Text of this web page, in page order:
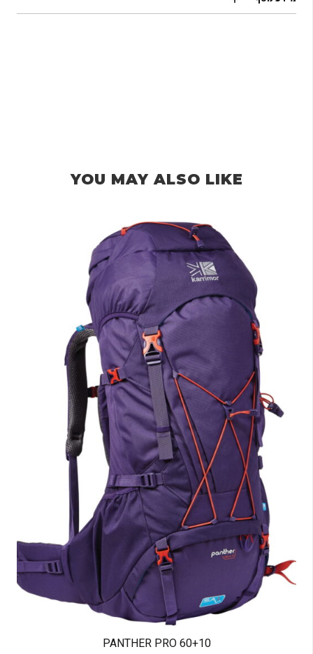
YOU MAY ALSO LIKE
60+10 PANTHER PRO